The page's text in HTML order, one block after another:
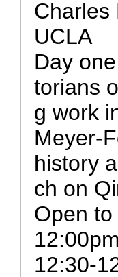
Charles
UCLA
Day
torians
g work
Meyer-
history
ch on
Open
12:30-